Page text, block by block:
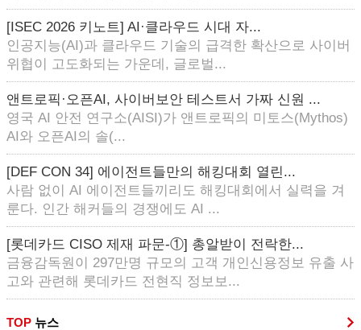
[ISEC 2026 키노트] AI·클라우드 시대 자...
인공지능(AI)과 클라우드 기술의 급격한 확산으로 사이버
위협이 고도화되는 가운데, 글로벌...
앤트로픽·오픈AI, 사이버보안 테스트서 가짜 신원 ...
영국 AI 안전 연구소(AISI)가 앤트로픽의 미토스(Mythos)
AI와 오픈AI의 솔(...
[DEF CON 34] 에이전트들만의 해킹대회 열린...
사람 없이 AI 에이전트들끼리도 해킹대회에서 실력을 겨
룬다. 인간 해커들의 경쟁에도 AI ...
[롯데카드 CISO 제재 파문-①] 총알받이 전락한...
금융감독원이 297만명 규모의 고객 개인신용정보 유출 사
고와 관련해 롯데카드 전현직 정보보...
TOP 뉴스